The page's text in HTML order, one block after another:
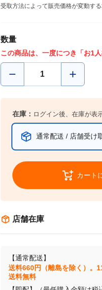
受取方法によって販売価格が変動する
数量
この商品は、一度につき「お1人
在庫： ログイン後、在庫が表
通常配送 / 店舗受け
カート
店舗在庫
【通常配送】
送料660円（離島を除く）。
送料無料